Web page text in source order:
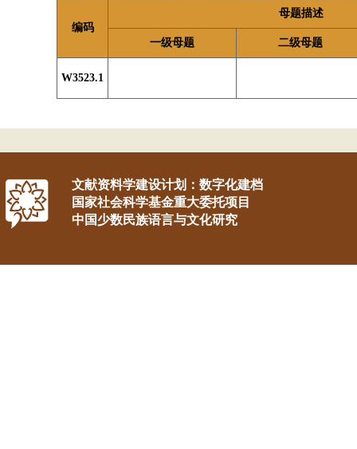
编码
母题描述
一级母题 二级母题
W3523.1
文献资料学建设计划：数字化建档
国家社会科学基金重大委托项目
中国少数民族语言与文化研究